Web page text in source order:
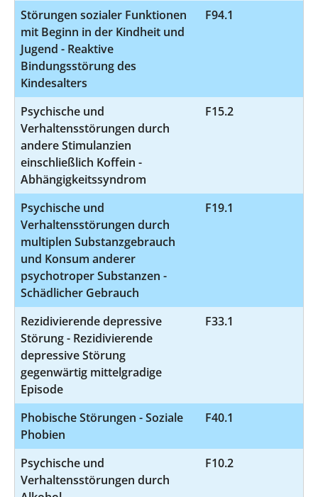
Störungen sozialer Funktionen
mit Beginn in der Kindheit und
Jugend - Reaktive
Bindungsstörung des
Kindesalters
F94.1
Psychische und
Verhaltensstörungen durch
andere Stimulanzien
einschließlich Koffein -
Abhängigkeitssyndrom
F15.2
Psychische und
Verhaltensstörungen durch
multiplen Substanzgebrauch
und Konsum anderer
psychotroper Substanzen -
Schädlicher Gebrauch
F19.1
Rezidivierende depressive
Störung - Rezidivierende
depressive Störung
gegenwärtig mittelgradige
Episode
F33.1
Phobische Störungen - Soziale
Phobien
F40.1
Psychische und
Verhaltensstörungen durch
F10.2